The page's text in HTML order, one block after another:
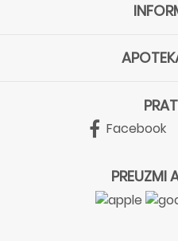
Facebook
PREUZMI